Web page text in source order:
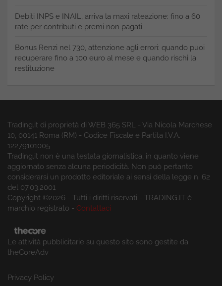
Debiti INPS e INAIL, arriva la maxi rateazione: fino a 60
rate per contributi e premi non pagati
Bonus Renzi nel 730, attenzione agli errori: quando puoi
recuperare fino a 100 euro al mese e quando rischi la
restituzione
Trading.it di proprietà di WEB 365 SRL - Via Nicola Marchese
10, 00141 Roma (RM) - Codice Fiscale e Partita I.V.A.
12279101005
Trading.it non è una testata giornalistica, in quanto viene
aggiornato senza alcuna periodicità. Non può pertanto
considerarsi un prodotto editoriale ai sensi della legge n. 62
del 07.03.2001
Copyright ©2026 - Tutti i diritti riservati - TRADING.IT è
marchio registrato - Contattaci
Le attività pubblicitarie su questo sito sono gestite da
theCoreAdv
Privacy Policy